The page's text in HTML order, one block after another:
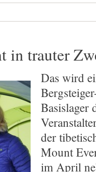
in trauter
Das wird
Basislager
der
Mount
im April